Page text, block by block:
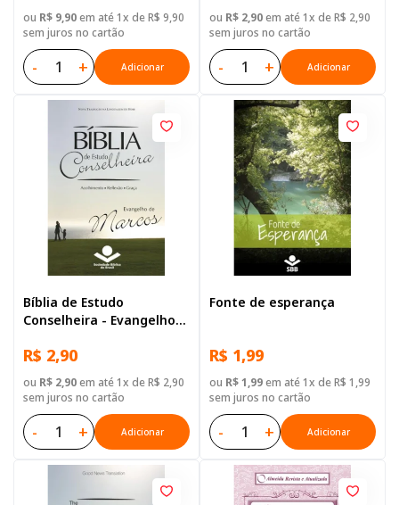
ou R$ 9,90em até 1x de R$ 9,90
sem juros no cartão
- + Adicionar
ou R$ 2,90em até 1x de R$ 2,90
sem juros no cartão
- + Adicionar
Bíblia de Estudo
Conselheira - Evangelho
R$ 2,90
ou R$ 2,90em até 1x de R$ 2,90
sem juros no cartão
- + Adicionar
Fonte de esperança
R$ 1,99
ou R$ 1,99em até 1x de R$ 1,99
sem juros no cartão
- + Adicionar